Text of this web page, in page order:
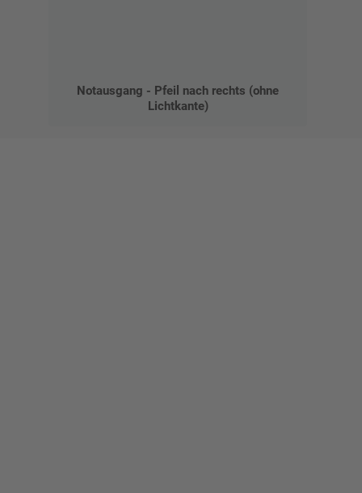
Notausgang - Pfeil nach rechts (ohne
Lichtkante)